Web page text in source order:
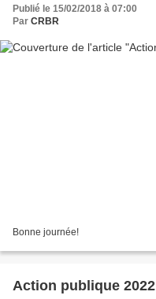
Publié le 15/02/2018 à 07:00
Par CRBR
Bonne journée!
Action publique 2022